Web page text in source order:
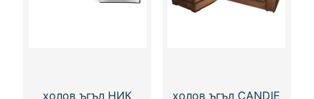
холов ъгъл НИК холов ъгъл CANDIE